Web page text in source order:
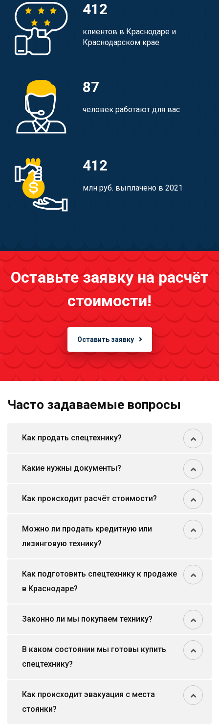
412
клиентов в Краснодаре и
Краснодарском крае
87
человек работают для вас
412
млн руб. выплачено в 2021
Оставьте заявку на расчёт
стоимости!
Оставить заявку
Часто задаваемые вопросы
Как продать спецтехнику?
Какие нужны документы?
Как происходит расчёт стоимости?
Можно ли продать кредитную или
лизинговую технику?
Как подготовить спецтехнику к продаже
в Краснодаре?
Законно ли мы покупаем технику?
В каком состоянии мы готовы купить
спецтехнику?
Как происходит эвакуация с места
стоянки?